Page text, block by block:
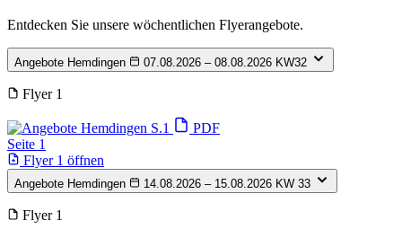
Entdecken Sie unsere wöchentlichen Flyerangebote.
Angebote Hemdingen 07.08.2026 – 08.08.2026 KW32
Flyer 1
PDF
Seite 1
Flyer 1 öffnen
Angebote Hemdingen 14.08.2026 – 15.08.2026 KW 33
Flyer 1